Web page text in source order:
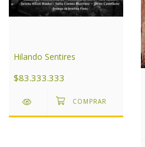
Hilando Sentires
$83.333.333